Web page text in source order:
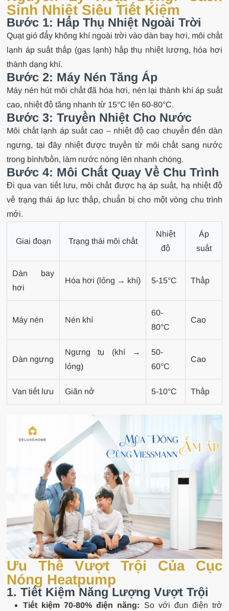
Sinh Nhiệt Siêu Tiết Kiệm
Bước 1: Hấp Thụ Nhiệt Ngoài Trời
Quạt gió đẩy không khí ngoài trời vào dàn bay hơi, môi chất
lạnh áp suất thấp (gas lạnh) hấp thụ nhiệt lượng, hóa hơi
thành dạng khí.
Bước 2: Máy Nén Tăng Áp
Máy nén hút môi chất đã hóa hơi, nén lại thành khí áp suất
cao, nhiệt độ tăng nhanh từ 15°C lên 60-80°C.
Bước 3: Truyền Nhiệt Cho Nước
Môi chất lạnh áp suất cao – nhiệt độ cao chuyển đến dàn
ngưng, tại đây nhiệt được truyền từ môi chất sang nước
trong bình/bồn, làm nước nóng lên nhanh chóng.
Bước 4: Môi Chất Quay Về Chu Trình
Đi qua van tiết lưu, môi chất được hạ áp suất, hạ nhiệt độ
về trạng thái áp lực thấp, chuẩn bị cho một vòng chu trình
mới.
Giai đoạn Trạng thái môi chất
Nhiệt
độ
Áp
suất
Dàn bay
hơi
Hóa hơi (lỏng → khí) 5-15°C Thấp
Máy nén Nén khí
60-
80°C
Cao
Dàn ngưng
Ngưng tụ (khí →
lỏng)
50-
60°C
Cao
Van tiết lưu Giãn nở 5-10°C Thấp
Ưu Thế Vượt Trội Của Cục
Nóng Heatpump
1. Tiết Kiệm Năng Lượng Vượt Trội
Tiết kiệm 70-80% điện năng: So với đun điện trở